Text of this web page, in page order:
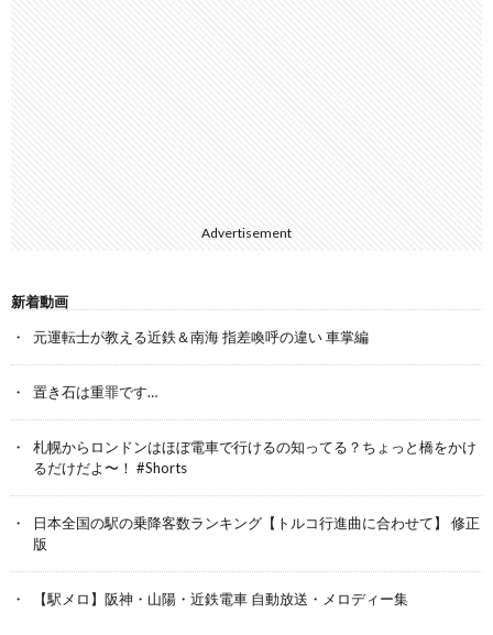
Advertisement
新着動画
元運転士が教える近鉄＆南海 指差喚呼の違い 車掌編
置き石は重罪です…
札幌からロンドンはほぼ電車で行けるの知ってる？ちょっと橋をかけ
るだけだよ〜！ #Shorts
日本全国の駅の乗降客数ランキング【トルコ行進曲に合わせて】 修正
版
【駅メロ】阪神・山陽・近鉄電車 自動放送・メロディー集